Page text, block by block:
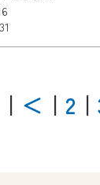
｜ ＜ ｜ 2 ｜